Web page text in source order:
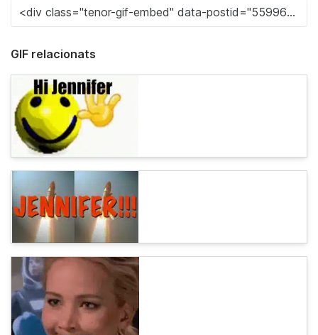
GIF relacionats